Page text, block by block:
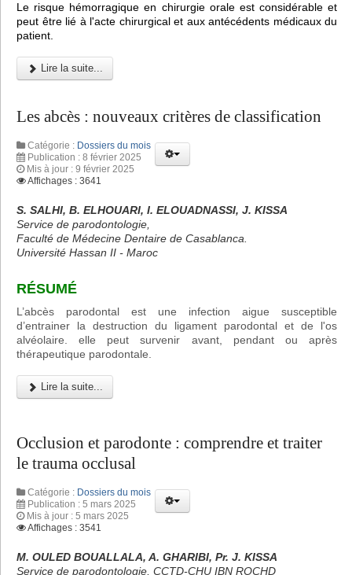
Le risque hémorragique en chirurgie orale est considérable et
peut être lié à l'acte chirurgical et aux antécédents médicaux du
patient.
Lire la suite...
Les abcès : nouveaux critères de classification
Catégorie : Dossiers du mois
Publication : 8 février 2025
Mis à jour : 9 février 2025
Affichages : 3641
S. SALHI, B. ELHOUARI, I. ELOUADNASSI, J. KISSA
Service de parodontologie,
Faculté de Médecine Dentaire de Casablanca.
Université Hassan II - Maroc
RÉSUMÉ
L’abcès parodontal est une infection aigue susceptible
d’entrainer la destruction du ligament parodontal et de l'os
alvéolaire. elle peut survenir avant, pendant ou après
thérapeutique parodontale.
Lire la suite...
Occlusion et parodonte : comprendre et traiter
le trauma occlusal
Catégorie : Dossiers du mois
Publication : 5 mars 2025
Mis à jour : 5 mars 2025
Affichages : 3541
M. OULED BOUALLALA, A. GHARIBI, Pr. J. KISSA
Service de parodontologie, CCTD-CHU IBN ROCHD